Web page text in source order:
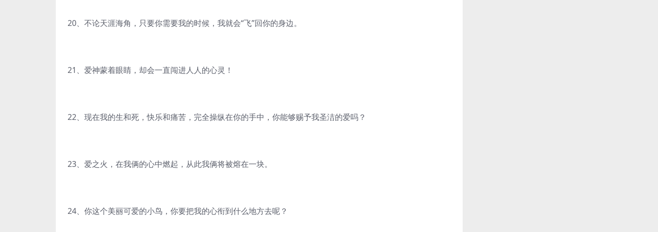
20、不论天涯海角，只要你需要我的时候，我就会“飞”回你的身边。
21、爱神蒙着眼睛，却会一直闯进人人的心灵！
22、现在我的生和死，快乐和痛苦，完全操纵在你的手中，你能够赐予我圣洁的爱吗？
23、爱之火，在我俩的心中燃起，从此我俩将被熔在一块。
24、你这个美丽可爱的小鸟，你要把我的心衔到什么地方去呢？